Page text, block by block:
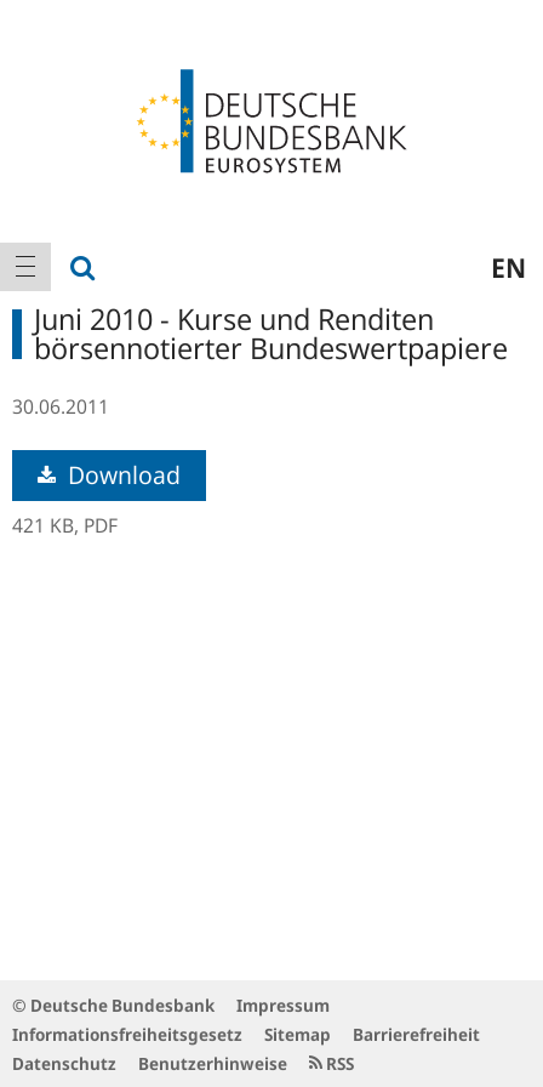
Hauptnavigation
Navigation anzeigen EN
Juni 2010 - Kurse und Renditen
börsennotierter Bundeswertpapiere
30.06.2011
Download
421 KB, PDF
© Deutsche Bundesbank
Impressum
Informationsfreiheitsgesetz
Sitemap
Barrierefreiheit
Datenschutz
Benutzerhinweise RSS